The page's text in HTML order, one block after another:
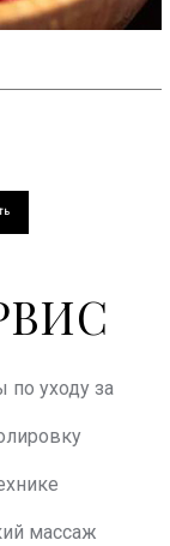
уходу за
массаж